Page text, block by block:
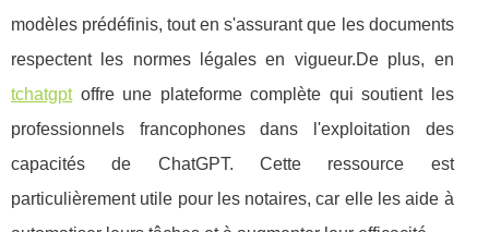
modèles prédéfinis, tout en s'assurant que les documents
respectent les normes légales en vigueur.De plus, en
tchatgptoffre une plateforme complète qui soutient les
professionnels francophones dans l'exploitation des
capacités de ChatGPT. Cette ressource est
particulièrement utile pour les notaires, car elle les aide à